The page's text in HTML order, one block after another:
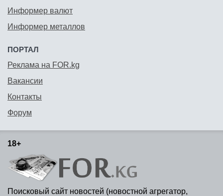
Информер валют
Информер металлов
ПОРТАЛ
Реклама на FOR.kg
Вакансии
Контакты
Форум
18+
Поисковый сайт новостей (новостной агрегатор,